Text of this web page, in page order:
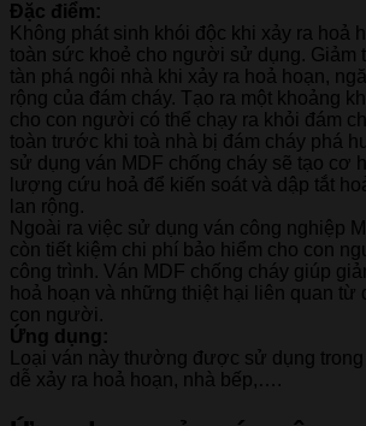
Đặc điểm:
Không phát sinh khói độc khi xảy ra hoả
toàn sức khoẻ cho người sử dụng. Giảm
tàn phá ngôi nhà khi xảy ra hoả hoạn,
rộng của đám cháy. Tạo ra một khoảng
cho con người có thể chạy ra khỏi đám
toàn trước khi toà nhà bị đám cháy phá
sử dụng ván MDF chống cháy sẽ tạo cơ
lượng cứu hoả để kiến soát và dập tắt
lan rộng.
Ngoài ra việc sử dụng ván công nghiệp
còn tiết kiệm chi phí bảo hiểm cho con
công trình. Ván MDF chống cháy giúp
hoả hoạn và những thiệt hại liên quan từ
con người.
Ứng dụng:
Loại ván này thường được sử dụng
dễ xảy ra hoả hoạn, nhà bếp,….